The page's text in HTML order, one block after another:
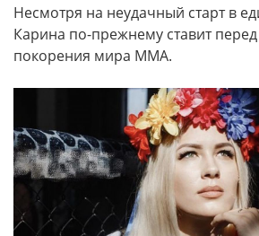
Несмотря на неудачный старт в
Карина по-прежнему ставит
покорения мира ММА.